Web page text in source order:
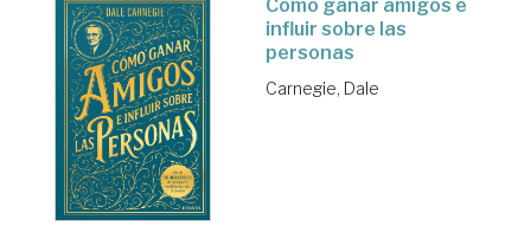
Cómo ganar amigos e
influir sobre las
personas
Carnegie, Dale